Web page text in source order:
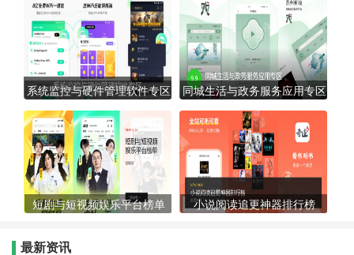
系统监控与硬件管理软件专区 同城生活与政务服务应用专区
短剧与短视频娱乐平台榜单 小说阅读追更神器排行榜
最新资讯